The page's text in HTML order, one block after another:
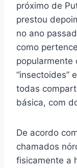
próximo de
prestou
no ano
como
popularmente
“insectoides”
todas
básica, com
De acordo
chamados
fisicamente a